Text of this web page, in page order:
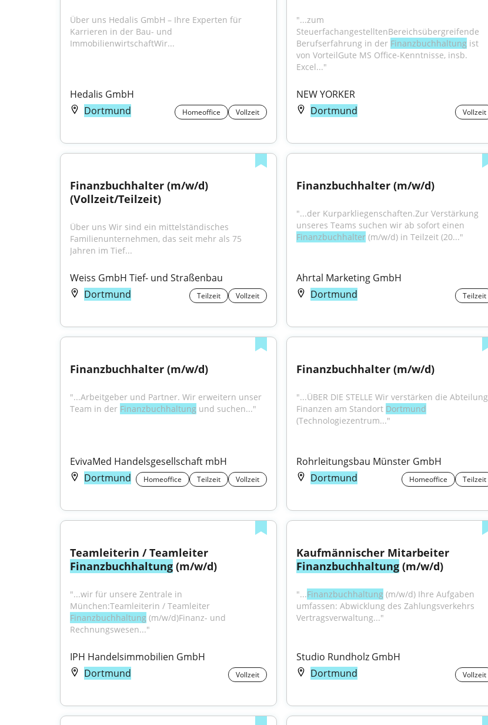
Über uns Hedalis GmbH – Ihre Experten für
Karrieren in der Bau- und
ImmobilienwirtschaftWir...
Hedalis GmbH
Dortmund
Homeoffice Vollzeit
"...zum
SteuerfachangestelltenBereichsübergreifende
Berufserfahrung in der Finanzbuchhaltung ist
von VorteilGute MS Office-Kenntnisse, insb.
Excel..."
NEW YORKER
Dortmund
Vollzeit
Finanzbuchhalter (m/w/d)
(Vollzeit/Teilzeit)
Über uns Wir sind ein mittelständisches
Familienunternehmen, das seit mehr als 75
Jahren im Tief...
Weiss GmbH Tief- und Straßenbau
Dortmund
Teilzeit Vollzeit
Finanzbuchhalter (m/w/d)
"...der Kurparkliegenschaften.Zur Verstärkung
Finanzbuchhalter (m/w/d) in Teilzeit (20..."
Ahrtal Marketing GmbH
Dortmund
Teilzeit
Finanzbuchhalter (m/w/d)
"...Arbeitgeber und Partner. Wir erweitern unser
Team in der Finanzbuchhaltung und suchen..."
EvivaMed Handelsgesellschaft mbH
Dortmund
Homeoffice Teilzeit Vollzeit
Finanzbuchhalter (m/w/d)
"...ÜBER DIE STELLE Wir verstärken die Abteilung
Finanzen am Standort Dortmund
(Technologiezentrum..."
Rohrleitungsbau Münster GmbH
Dortmund
Homeoffice Teilzeit
Finanzbuchhaltung (m/w/d)
"...wir für unsere Zentrale in
Finanzbuchhaltung (m/w/d)Finanz- und
Rechnungswesen..."
IPH Handelsimmobilien GmbH
Dortmund
Vollzeit
Finanzbuchhaltung (m/w/d)
"...Finanzbuchhaltung (m/w/d) Ihre Aufgaben
umfassen: Abwicklung des Zahlungsverkehrs
Vertragsverwaltung..."
Studio Rundholz GmbH
Dortmund
Vollzeit